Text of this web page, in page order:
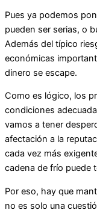
Pues ya podemos
pueden ser serias, o
Además del típico
económicas
dinero se escape.
Como es lógico, los
condiciones
vamos a tener
afectación a la
cada vez más
cadena de frío puede
Por eso, hay que
no es solo una